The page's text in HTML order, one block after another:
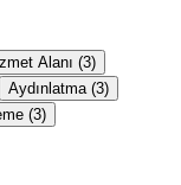
Alanı (3)
Aydınlatma (3)
(3)